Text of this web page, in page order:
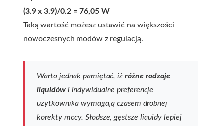
(3.9 x 3.9)/0.2 = 76,05 W
Taką wartość możesz ustawić na większości
nowoczesnych modów z regulacją.
Warto jednak pamiętać, iż różne rodzaje
liquidów i indywidualne preferencje
użytkownika wymagają czasem drobnej
korekty mocy. Słodsze, gęstsze liquidy lepiej